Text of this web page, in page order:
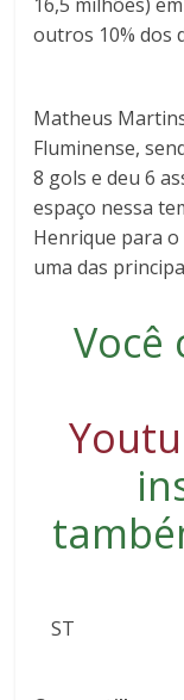
outros 10% dos
Matheus
Fluminense,
8 gols e deu 6
espaço nessa
Henrique para o
uma das
Você
ST